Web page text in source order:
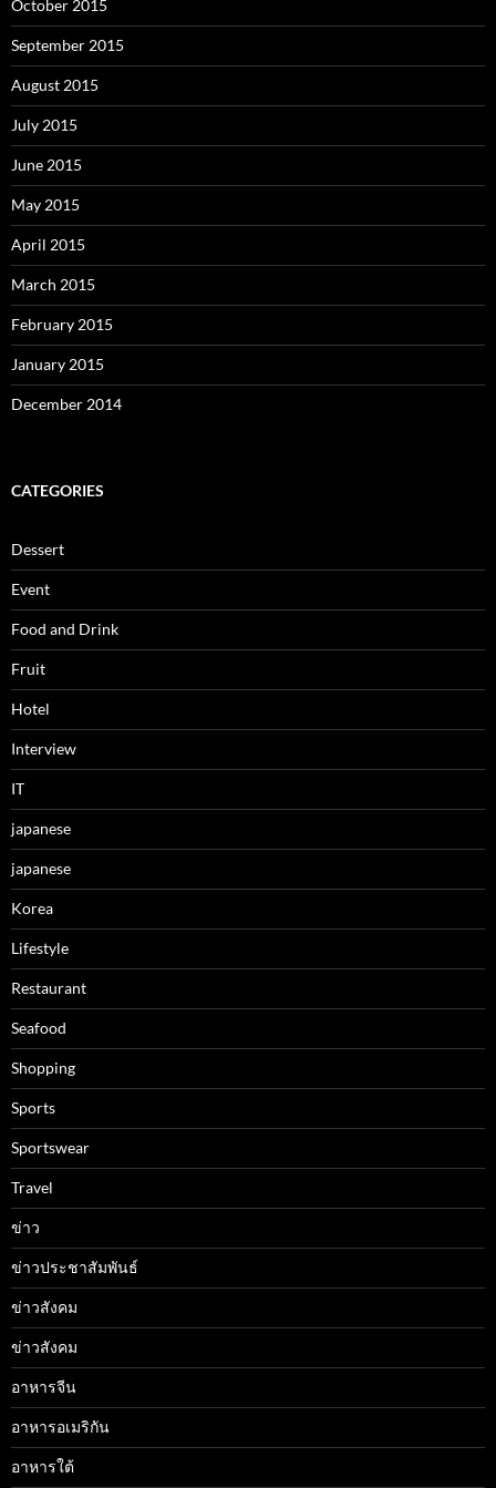
October 2015
September 2015
August 2015
July 2015
June 2015
May 2015
April 2015
March 2015
February 2015
January 2015
December 2014
CATEGORIES
Dessert
Event
Food and Drink
Fruit
Hotel
Interview
IT
japanese
japanese
Korea
Lifestyle
Restaurant
Seafood
Shopping
Sports
Sportswear
Travel
ข่าว
ข่าวประชาสัมพันธ์
ข่าวสังคม
ข่าวสังคม
อาหารจีน
อาหารอเมริกัน
อาหารใต้